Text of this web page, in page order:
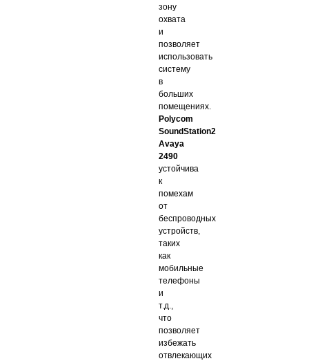
зону
охвата
и
позволяет
использовать
систему
в
больших
помещениях.
Polycom
SoundStation2
Avaya
2490
устойчива
к
помехам
от
беспроводных
устройств,
таких
как
мобильные
телефоны
и
т.д.,
что
позволяет
избежать
отвлекающих